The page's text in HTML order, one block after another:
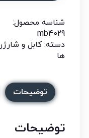
شناسه محصول:
mb4029
دسته:کابل و شارژر
ها
توضیحات
توضیحات